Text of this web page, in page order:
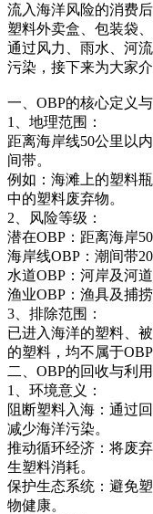
流入海洋风险的消费
塑料外卖盒、包装袋
通过风力、雨水、河
污染，接下来为大家
一、OBP的核心定义
1、地理范围：
距离海岸线50公里以
间带。
例如：海滩上的塑料
中的塑料废弃物。
2、风险等级：
潜在OBP：距离海岸
海岸线OBP：潮间带
水道OBP：河岸及河
渔业OBP：渔具及捕
3、排除范围：
已进入海洋的塑料、
的塑料，均不属于OBP
二、OBP的回收与利
1、环境意义：
阻断塑料入海：通过
减少海洋污染。
推动循环经济：将废
生塑料消耗。
保护生态系统：避免
物健康。